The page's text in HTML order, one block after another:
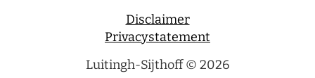
Disclaimer
Privacystatement
Luitingh-Sijthoff © 2026